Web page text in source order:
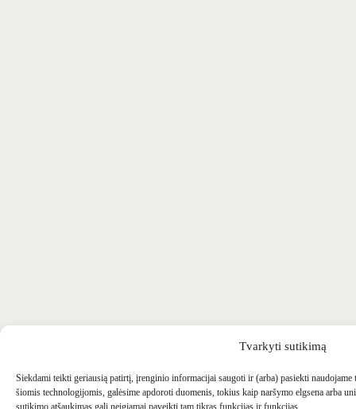
Tvarkyti sutikimą
Siekdami teikti geriausią patirtį, įrenginio informacijai saugoti ir (arba) pasiekti
šiomis technologijomis, galėsime apdoroti duomenis, tokius kaip naršymo elgsena arba
sutikimo atšaukimas gali neigiamai paveikti tam tikras funkcijas ir funkcijas.